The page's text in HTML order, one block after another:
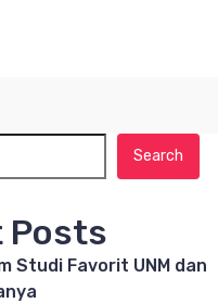
Search
Posts
Studi Favorit UNM dan